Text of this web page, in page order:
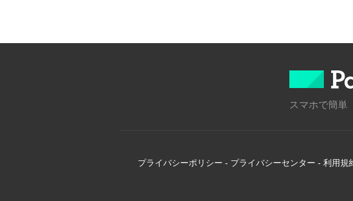
スマホで簡単
プライバシーポリシー - プライバシーセンター - 利用規